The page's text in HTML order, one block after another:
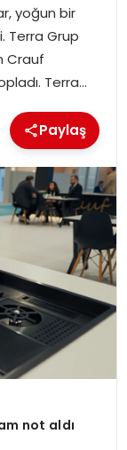
yoğun bir
Terra Grup
Crauf
Terra…
Paylaş
not aldı